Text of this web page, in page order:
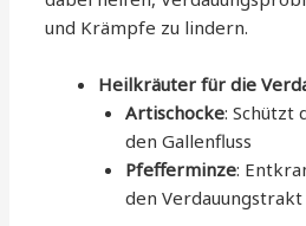
und Krämpfe zu lindern.
Heilkräuter für die
Artischocke: Schützt
den Gallenfluss
Pfefferminze:
den Verdauungstrakt